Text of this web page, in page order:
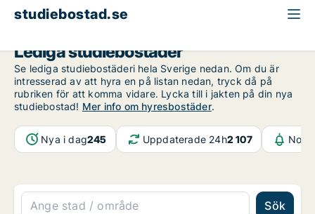
studiebostad.se
Lediga studiebostäder
Se lediga studiebostäderi hela Sverige nedan. Om du är
intresserad av att hyra en på listan nedan, tryck då på
rubriken för att komma vidare. Lycka till i jakten på din nya
studiebostad! Mer info om hyresbostäder.
Nya i dag245 Uppdaterade 24h2 107
Sök